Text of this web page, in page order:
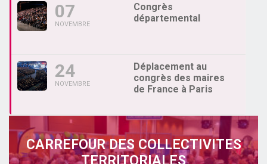
07
NOVEMBRE
Congrès
départemental
24
NOVEMBRE
Déplacement au
congrès des maires
de France à Paris
CARREFOUR DES COLLECTIVITES